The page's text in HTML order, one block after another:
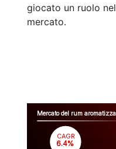
giocato un ruolo
mercato.
Mercato del rum
CAGR
6.4%